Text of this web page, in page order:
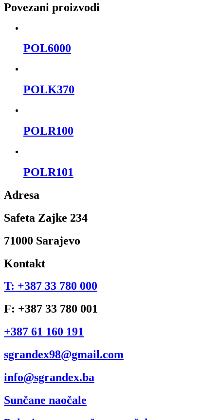
Povezani proizvodi
POL6000
POLK370
POLR100
POLR101
Adresa
Safeta Zajke 234
71000 Sarajevo
Kontakt
T: +387 33 780 000
F: +387 33 780 001
+387 61 160 191
sgrandex98@gmail.com
info@sgrandex.ba
Sunčane naočale